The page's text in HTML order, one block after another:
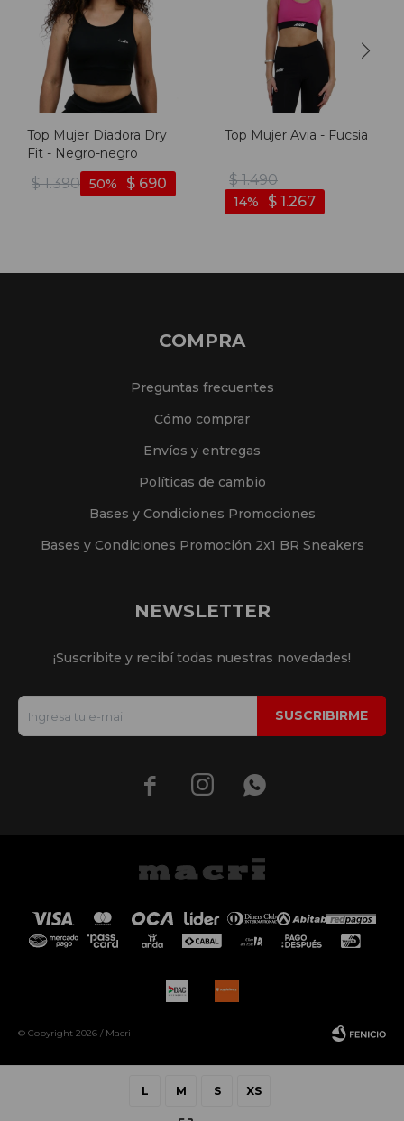
L M S XS
Top Mujer Diadora Dry
Fit - Negro-negro
$ 1.390 $ 690
50
Top Mujer Avia - Fucsia
$ 1.490
$ 1.267
14
COMPRA
Preguntas frecuentes
Cómo comprar
Envíos y entregas
Políticas de cambio
Bases y Condiciones Promociones
Bases y Condiciones Promoción 2x1 BR Sneakers
NEWSLETTER
¡Suscribite y recibí todas nuestras novedades!
SUSCRIBIRME
  
© Copyright 2026 / Macri